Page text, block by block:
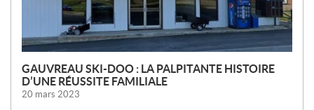
GAUVREAU SKI-DOO : LA PALPITANTE HISTOIRE
D’UNE RÉUSSITE FAMILIALE
20 mars 2023